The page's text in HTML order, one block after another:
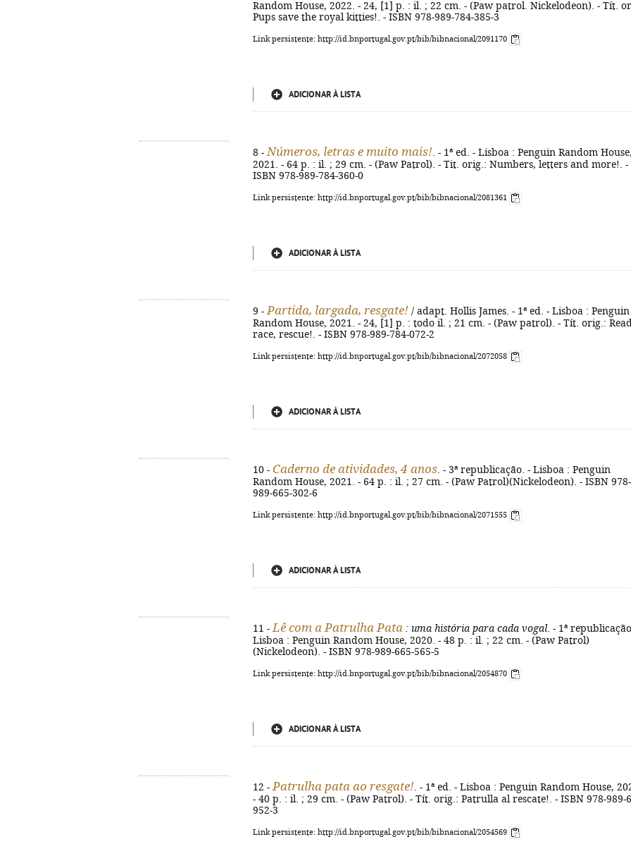
Random House, 2022. - 24, [1] p. : il. ; 22 cm. - (Paw patrol. Nickelodeon). - Tít.
Pups save the royal kitties!. - ISBN 978-989-784-385-3
Link persistente: http://id.bnportugal.gov.pt/bib/bibnacional/2091170
ADICIONAR À LISTA
8 - Números, letras e muito mais! . - 1ª ed. - Lisboa : Penguin Random
2021. - 64 p. : il. ; 29 cm. - (Paw Patrol). - Tit. orig.: Numbers, letters and more!. -
ISBN 978-989-784-360-0
Link persistente: http://id.bnportugal.gov.pt/bib/bibnacional/2081361
ADICIONAR À LISTA
9 - Partida, largada, resgate! / adapt. Hollis James. - 1ª ed. - Lisboa : Penguin
Random House, 2021. - 24, [1] p. : todo il. ; 21 cm. - (Paw patrol). - Tít. orig.:
race, rescue!. - ISBN 978-989-784-072-2
Link persistente: http://id.bnportugal.gov.pt/bib/bibnacional/2072058
ADICIONAR À LISTA
10 - Caderno de atividades, 4 anos . - 3ª republicação. - Lisboa : Penguin
Random House, 2021. - 64 p. : il. ; 27 cm. - (Paw Patrol)(Nickelodeon). - ISBN 978-
989-665-302-6
Link persistente: http://id.bnportugal.gov.pt/bib/bibnacional/2071555
ADICIONAR À LISTA
11 - Lê com a Patrulha Pata : uma história para cada vogal . - 1ª
Lisboa : Penguin Random House, 2020. - 48 p. : il. ; 22 cm. - (Paw Patrol)
(Nickelodeon). - ISBN 978-989-665-565-5
Link persistente: http://id.bnportugal.gov.pt/bib/bibnacional/2054870
ADICIONAR À LISTA
12 - Patrulha pata ao resgate! . - 1ª ed. - Lisboa : Penguin Random House,
- 40 p. : il. ; 29 cm. - (Paw Patrol). - Tít. orig.: Patrulla al rescate!. - ISBN 978-989-
952-3
Link persistente: http://id.bnportugal.gov.pt/bib/bibnacional/2054569